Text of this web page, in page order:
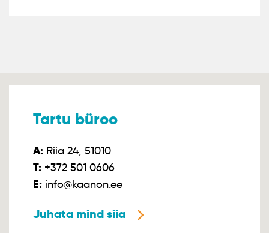
Tartu büroo
A: Riia 24, 51010
T: +372 501 0606
E: info@kaanon.ee
Juhata mind siia